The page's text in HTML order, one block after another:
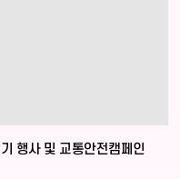
행사 및 교통안전캠페인